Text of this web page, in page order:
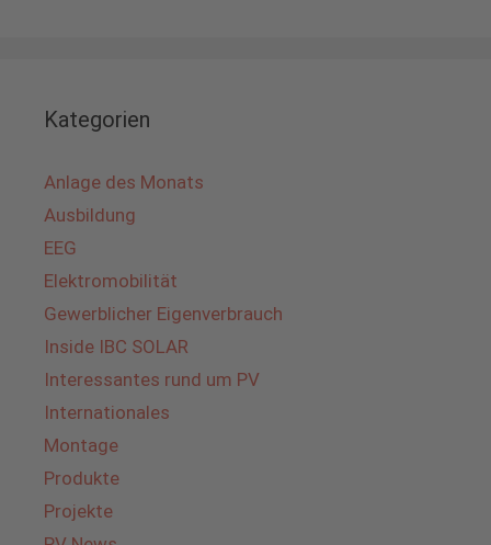
Kategorien
Anlage des Monats
Ausbildung
EEG
Elektromobilität
Gewerblicher Eigenverbrauch
Inside IBC SOLAR
Interessantes rund um PV
Internationales
Montage
Produkte
Projekte